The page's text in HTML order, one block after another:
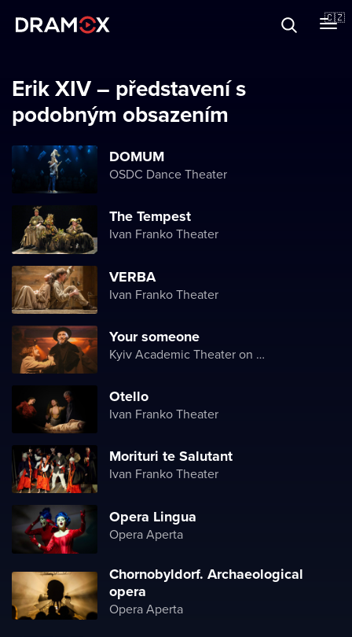
🇨🇿
Registrujte se
Erik XIV – představení s
podobným obsazením
DOMUM
OSDC Dance Theater
The Tempest
Ivan Franko Theater
VERBA
Ivan Franko Theater
Your someone
Kyiv Academic Theater on Pechersk
Otello
Ivan Franko Theater
Morituri te Salutant
Ivan Franko Theater
Opera Lingua
Opera Aperta
Chornobyldorf. Archaeological
opera
Opera Aperta